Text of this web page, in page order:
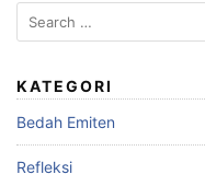
Search
for:
KATEGORI
Bedah Emiten
Refleksi